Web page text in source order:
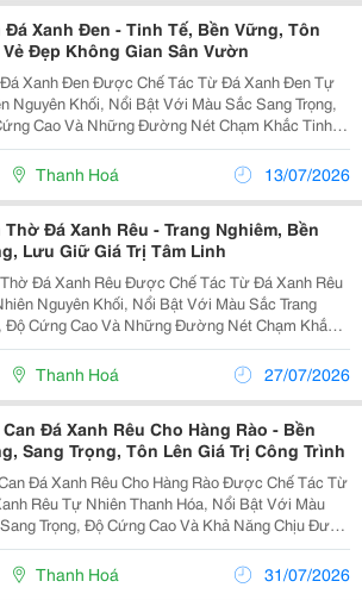
Đá Xanh Đen - Tinh Tế, Bền Vững, Tôn
Vẻ Đẹp Không Gian Sân Vườn
Xanh Đen Được Chế Tác Từ Đá Xanh Đen Tự
Nguyên Khối, Nổi Bật Với Màu Sắc Sang Trọng,
Cao Và Những Đường Nét Chạm Khắc Tinh
Chỉ Có Tác Dụng Chiếu Sáng Và Trang Trí,
Phẩm Còn Góp Phần Tạo Nên Không Gian Sân
Thanh Hoá 13/07/2026
Thờ Đá Xanh Rêu - Trang Nghiêm, Bền
Lưu Giữ Giá Trị Tâm Linh
Đá Xanh Rêu Được Chế Tác Từ Đá Xanh Rêu
Nguyên Khối, Nổi Bật Với Màu Sắc Trang
Độ Cứng Cao Và Những Đường Nét Chạm Khắc
Đây Là Hạng Mục Quan Trọng Trong Các Công
Tâm Linh, Thể Hiện Lòng Thành Kính Đối Với Tổ
Thanh Hoá 27/07/2026
Can Đá Xanh Rêu Cho Hàng Rào - Bền
Sang Trọng, Tôn Lên Giá Trị Công Trình
Đá Xanh Rêu Cho Hàng Rào Được Chế Tác Từ
Rêu Tự Nhiên Thanh Hóa, Nổi Bật Với Màu
Trọng, Độ Cứng Cao Và Khả Năng Chịu Được
Kiện Thời Tiết. Sản Phẩm Không Chỉ Có Tác
Bảo Vệ, Phân Chia Không Gian Mà Còn Tạo
Thanh Hoá 31/07/2026